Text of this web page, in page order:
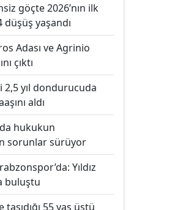
göçte 2026’nın ilk
düşüş yaşandı
Adası ve Agrinio
çıktı
2,5 yıl dondurucuda
aldı
hukukun
sorunlar sürüyor
Yıldız
buluştu
taşıdığı 55 yaş üstü